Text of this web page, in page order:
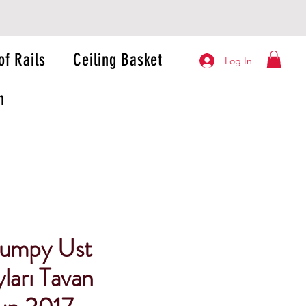
Log In
Rails
Ceiling Basket
Ust
Tavan